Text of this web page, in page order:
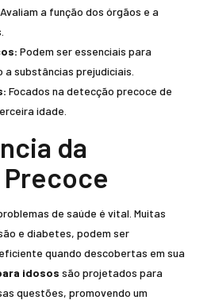
Avaliam a função dos órgãos e a
Podem ser essenciais para
substâncias prejudiciais.
Focados na detecção precoce de
idade.
da
de saúde é vital. Muitas
e diabetes, podem ser
quando descobertas em sua
idosos são projetados para
questões, promovendo um